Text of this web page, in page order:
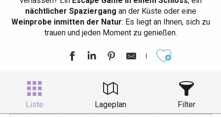
nächtlicher Spaziergang an der Küste oder eine
Weinprobe inmitten der Natur: Es liegt an Ihnen, sich zu
trauen und jeden Moment zu genießen.
Liste Lageplan Filter